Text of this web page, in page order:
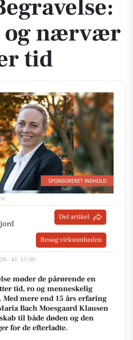
og nærvær
tid
.
Del artikel
Besøg virksomheden
- kl. 15:00
møder de pårørende en
tid, ro og menneskelig
mere end 15 års erfaring
Bach Moesgaard Klausen
til både døden og den
for de efterladte.